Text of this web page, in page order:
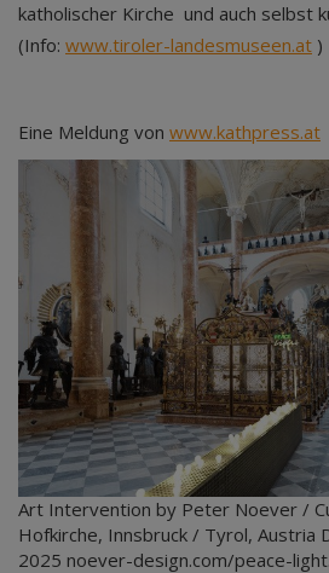
katholischer Kirche und auch selbst
(Info: www.tiroler-landesmuseen.at )
Eine Meldung von www.kathpress.at
Art Intervention by Peter Noever /
Hofkirche, Innsbruck / Tyrol, Austria
2025 noever-design.com/peace-